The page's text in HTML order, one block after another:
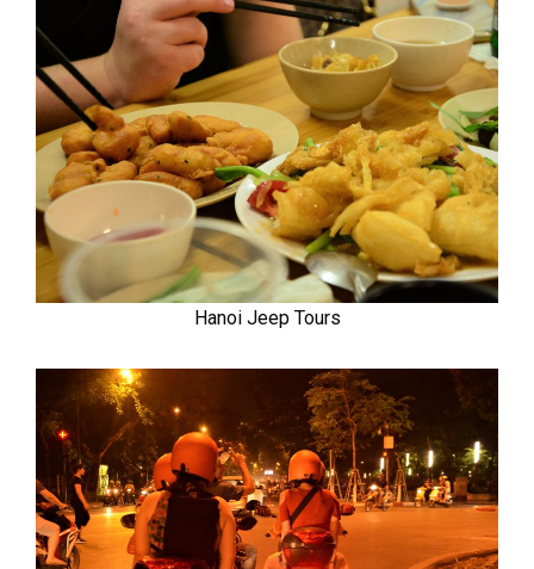
Hanoi Jeep Tours